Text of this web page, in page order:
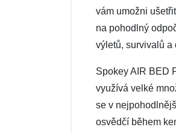
vám umožni
na pohodlný
výletů, survivalů a
Spokey AIR BED
využívá velké
se v
osvědčí během